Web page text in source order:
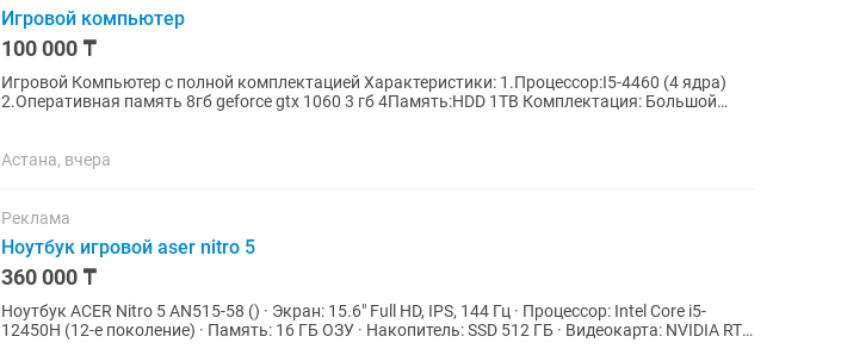
Игровой компьютер
100 000 ₸
Игровой Компьютер с полной комплектацией Характеристики: 1.Процессор:I5-4460 (4 ядра)
2.Оперативная память 8гб geforce gtx 1060 3 гб 4Память:HDD 1TB Комплектация: Большой
Астана, вчера
Реклама
Ноутбук игровой aser nitro 5
360 000 ₸
Ноутбук ACER Nitro 5 AN515-58 () · Экран: 15.6" Full HD, IPS, 144 Гц · Процессор: Intel Core i5-
12450H (12-е поколение) · Память: 16 ГБ ОЗУ · Накопитель: SSD 512 ГБ · Видеокарта: NVIDIA RTX